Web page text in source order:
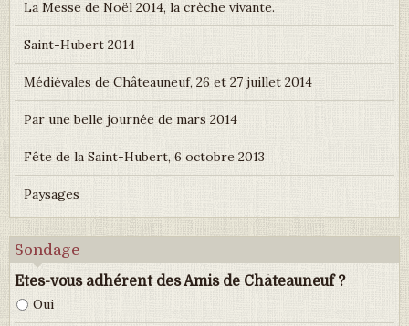
La Messe de Noël 2014, la crèche vivante.
Saint-Hubert 2014
Médiévales de Châteauneuf, 26 et 27 juillet 2014
Par une belle journée de mars 2014
Fête de la Saint-Hubert, 6 octobre 2013
Paysages
Sondage
Etes-vous adhérent des Amis de Châteauneuf ?
Oui